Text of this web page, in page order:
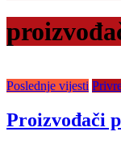
Poslednje vijesti
Proizvođači